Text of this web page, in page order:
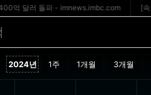
러 돌파 - imnews.imbc.com [속보]6월